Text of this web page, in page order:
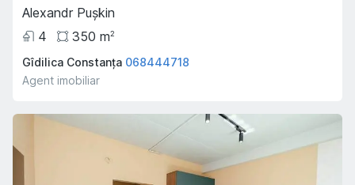
Alexandr Pușkin
4
350 m2
Gîdilica Constanța 068444718
Agent imobiliar